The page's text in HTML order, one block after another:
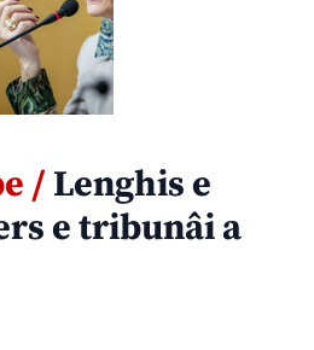
/Lenghis e
e tribunâi a